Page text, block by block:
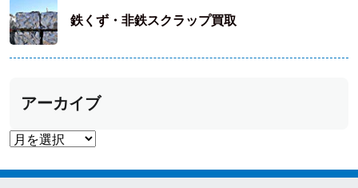
鉄くず・非鉄スクラップ買取
アーカイブ